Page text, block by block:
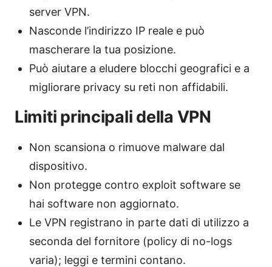
server VPN.
Nasconde l’indirizzo IP reale e può
mascherare la tua posizione.
Può aiutare a eludere blocchi geografici e a
migliorare privacy su reti non affidabili.
Limiti principali della VPN
Non scansiona o rimuove malware dal
dispositivo.
Non protegge contro exploit software se
hai software non aggiornato.
Le VPN registrano in parte dati di utilizzo a
seconda del fornitore (policy di no-logs
varia); leggi e termini contano.